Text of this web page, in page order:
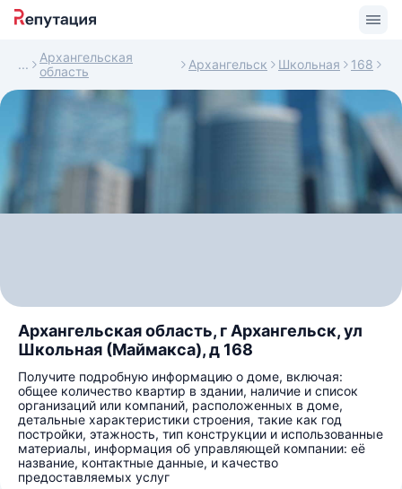
Архангельская
область
Архангельск Школьная 168
Архангельская область, г Архангельск, ул
Школьная (Маймакса), д 168
Получите подробную информацию о доме, включая:
общее количество квартир в здании, наличие и список
организаций или компаний, расположенных в доме,
детальные характеристики строения, такие как год
постройки, этажность, тип конструкции и использованные
материалы, информация об управляющей компании: её
название, контактные данные, и качество
предоставляемых услуг